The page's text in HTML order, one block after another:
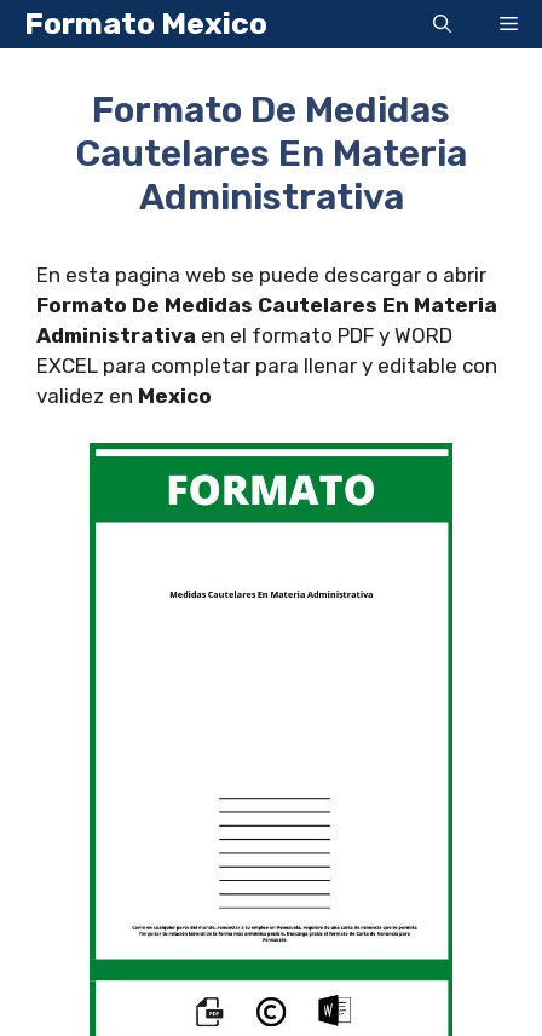
Saltar
al
Formato Mexico
Formato De Medidas
Cautelares En Materia
Administrativa
En esta pagina web se puede descargar o abrir
Formato De Medidas Cautelares En Materia
Administrativa en el formato PDF y WORD
EXCEL para completar para llenar y editable con
validez en Mexico